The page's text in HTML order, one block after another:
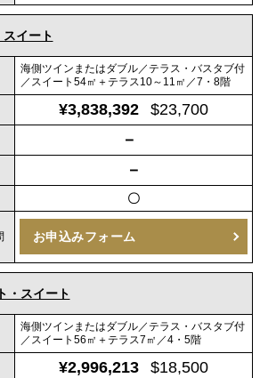
イート
海側ツインまたはダブル／テラス・バスタブ付
／スイート54㎡＋テラス10～11㎡／7・8階
¥3,838,392 $23,700
－
－
〇
お申込みフォーム
・スイート
海側ツインまたはダブル／テラス・バスタブ付
／スイート56㎡＋テラス7㎡／4・5階
¥2,996,213 $18,500